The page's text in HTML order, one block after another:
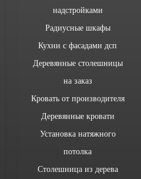
надстройками
Радиусные шкафы
Кухни с фасадами дсп
Деревянные столешницы
на заказ
Кровать от производителя
Деревянные кровати
Установка натяжного
потолка
Столешница из дерева